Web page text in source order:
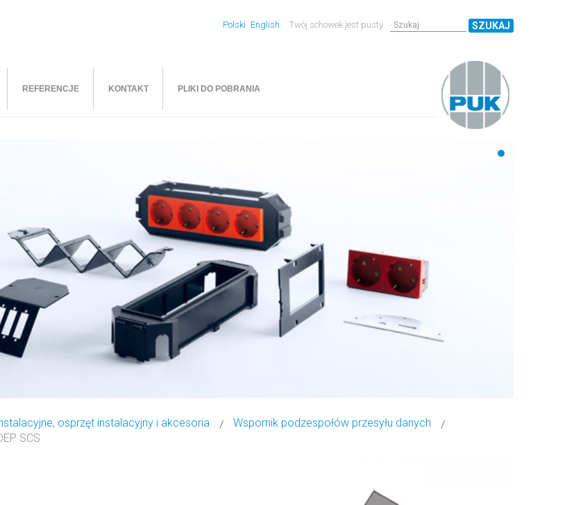
SZUKAJ
Twój schowek jest pusty
Polski English
REFERENCJE KONTAKT PLIKI DO POBRANIA
osprzęt instalacyjny i akcesoria
Wspornik podzespołów przesyłu danych
SCS